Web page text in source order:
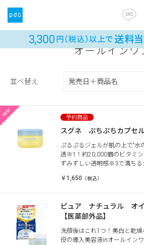
オールインワ
並べ替え
スグネ ぷちぷちカプセ
ぷるぷるジェルが肌の上で“水
透※1！約20,000個のビタミ
ずみずしい透明感※3で満ちる
￥1,650 （税込）
ピュア ナチュラル オ
【医薬部外品】
洗顔後はこれ1つ！美白と乾
役の導入美容液inオールイン